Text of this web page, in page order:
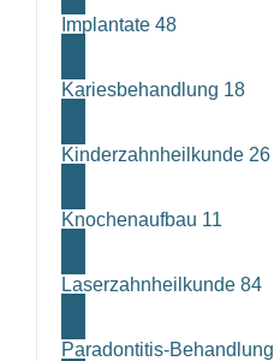
Implantate 48
Kariesbehandlung 18
Kinderzahnheilkunde 26
Knochenaufbau 11
Laserzahnheilkunde 84
Paradontitis-Behandlung